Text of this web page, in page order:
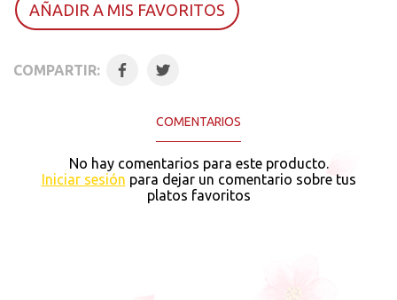
AÑADIR A MIS FAVORITOS
COMPARTIR:
COMENTARIOS
No hay comentarios para este producto.
Iniciar sesión para dejar un comentario sobre tus
platos favoritos